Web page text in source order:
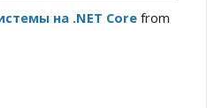
на .NET Core from